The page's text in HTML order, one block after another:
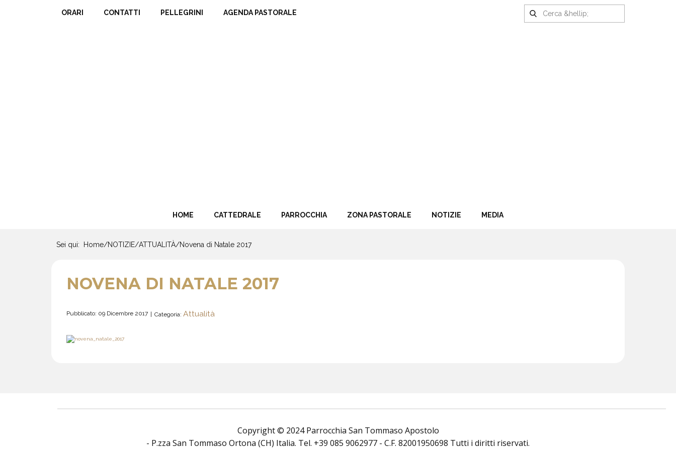
ORARI CONTATTI PELLEGRINI AGENDA PASTORALE
HOME CATTEDRALE PARROCCHIA ZONA PASTORALE NOTIZIE MEDIA
Sei qui: Home/NOTIZIE/ATTUALITÀ/Novena di Natale 2017
NOVENA DI NATALE 2017
Pubblicato: 09 Dicembre 2017 Categoria: Attualità
Copyright © 2024 Parrocchia San Tommaso Apostolo
- P.zza San Tommaso Ortona (CH) Italia. Tel. +39 085 9062977 - C.F. 82001950698 Tutti i diritti riservati.